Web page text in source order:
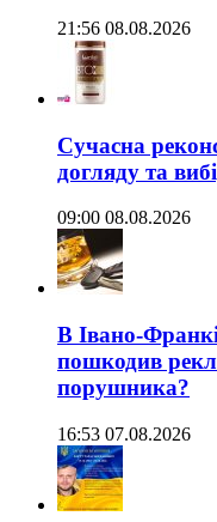
21:56 08.08.2026
Сучасна
догляду та
09:00 08.08.2026
В Івано-
пошкодив
порушника?
16:53 07.08.2026